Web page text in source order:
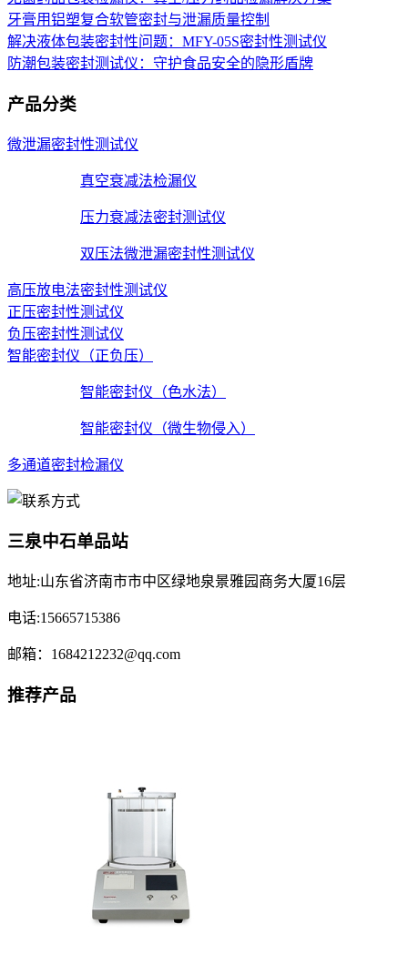
牙膏用铝塑复合软管密封与泄漏质量控制
解决液体包装密封性问题：MFY-05S密封性测试仪
防潮包装密封测试仪：守护食品安全的隐形盾牌
产品分类
微泄漏密封性测试仪
真空衰减法检漏仪
压力衰减法密封测试仪
双压法微泄漏密封性测试仪
高压放电法密封性测试仪
正压密封性测试仪
负压密封性测试仪
智能密封仪（正负压）
智能密封仪（色水法）
智能密封仪（微生物侵入）
多通道密封检漏仪
三泉中石单品站
地址:山东省济南市市中区绿地泉景雅园商务大厦16层
电话:15665715386
邮箱：1684212232@qq.com
推荐产品